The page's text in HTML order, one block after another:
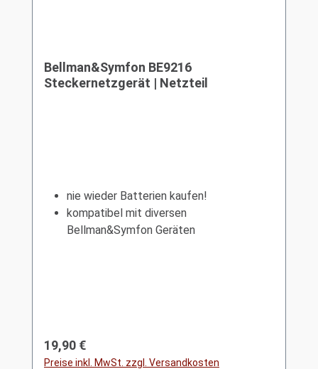
Bellman&Symfon BE9216
Steckernetzgerät | Netzteil
nie wieder Batterien kaufen!
kompatibel mit diversen
Bellman&Symfon Geräten
Regulärer Preis:
19,90 €
Preise inkl. MwSt. zzgl. Versandkosten